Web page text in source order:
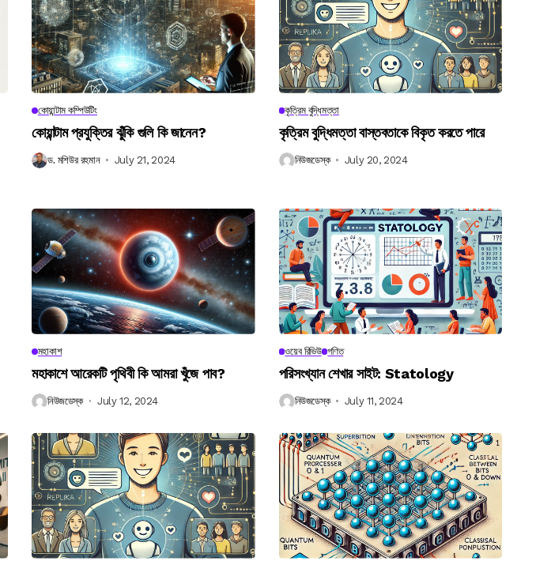
কোয়ান্টাম কম্পিউটিং
কোয়ান্টাম প্রযুক্তির ঝুঁকি গুলি কি জানেন?
ড. মশিউর রহমান July 21, 2024
কৃত্রিম বুদ্ধিমত্তা
কৃত্রিম বুদ্ধিমত্তা বাস্তবতাকে বিকৃত করতে পারে
নিউজডেস্ক July 20, 2024
মহাকাশ
মহাকাশে আরেকটি পৃথিবী কি আমরা খুঁজে পাব?
নিউজডেস্ক July 12, 2024
ওয়েব রিভিউ গণিত
পরিসংখ্যান শেখার সাইট: Statology
নিউজডেস্ক July 11, 2024